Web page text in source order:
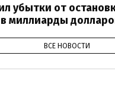
убытки от
в миллиарды
ВСЕ НОВОСТИ